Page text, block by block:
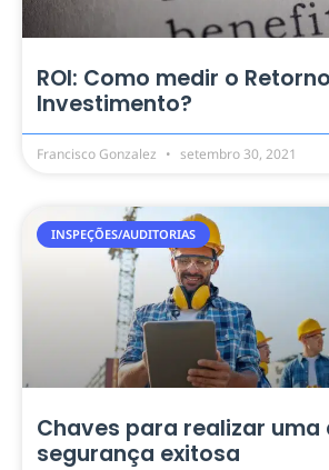
ROI: Como medir o
Investimento?
Francisco Gonzalez setembro 30, 2021
INSPEÇÕES/AUDITORIAS
Chaves para realizar
segurança exitosa